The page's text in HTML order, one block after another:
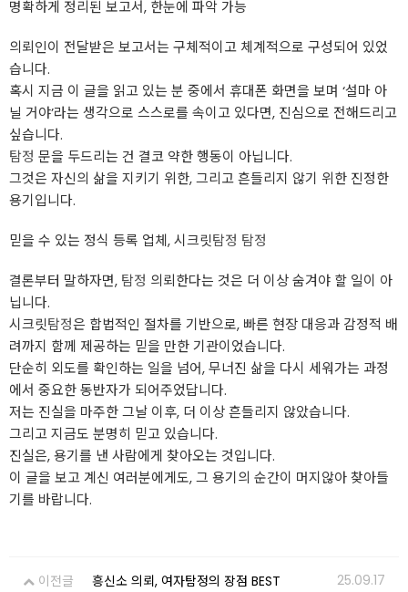
명확하게 정리된 보고서, 한눈에 파악 가능
의뢰인이 전달받은 보고서는 구체적이고 체계적으로 구성되어 있었
습니다.
혹시 지금 이 글을 읽고 있는 분 중에서 휴대폰 화면을 보며 ‘설마 아
닐 거야’라는 생각으로 스스로를 속이고 있다면, 진심으로 전해드리고
싶습니다.
탐정 문을 두드리는 건 결코 약한 행동이 아닙니다.
그것은 자신의 삶을 지키기 위한, 그리고 흔들리지 않기 위한 진정한
용기입니다.
믿을 수 있는 정식 등록 업체, 시크릿탐정 탐정
결론부터 말하자면, 탐정 의뢰한다는 것은 더 이상 숨겨야 할 일이 아
닙니다.
시크릿탐정은 합법적인 절차를 기반으로, 빠른 현장 대응과 감정적 배
려까지 함께 제공하는 믿을 만한 기관이었습니다.
단순히 외도를 확인하는 일을 넘어, 무너진 삶을 다시 세워가는 과정
에서 중요한 동반자가 되어주었답니다.
저는 진실을 마주한 그날 이후, 더 이상 흔들리지 않았습니다.
그리고 지금도 분명히 믿고 있습니다.
진실은, 용기를 낸 사람에게 찾아오는 것입니다.
이 글을 보고 계신 여러분에게도, 그 용기의 순간이 머지않아 찾아들
기를 바랍니다.
이전글 흥신소 의뢰, 여자탐정의 장점 BEST 25.09.17